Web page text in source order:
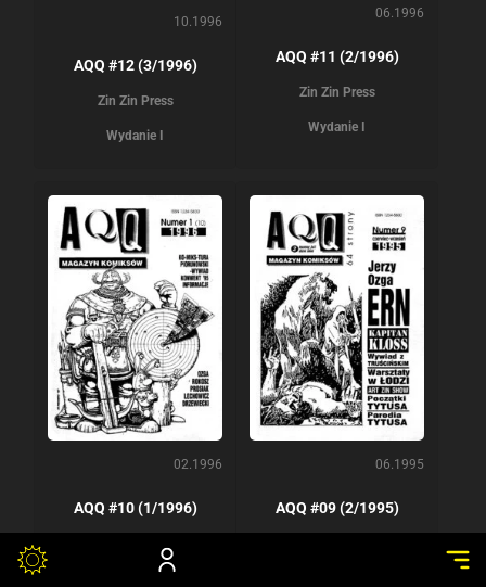
10.1996
AQQ #12 (3/1996)
Zin Zin Press
Wydanie I
06.1996
AQQ #11 (2/1996)
Zin Zin Press
Wydanie I
02.1996
AQQ #10 (1/1996)
06.1995
AQQ #09 (2/1995)